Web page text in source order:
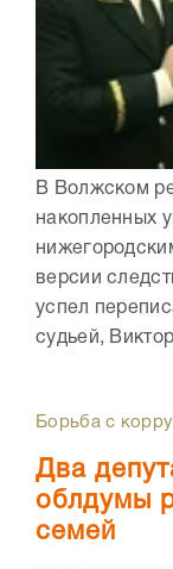
В Волжском
накопленных
версии
успел
судьей,
Борьба с
Два
облдумы
семей